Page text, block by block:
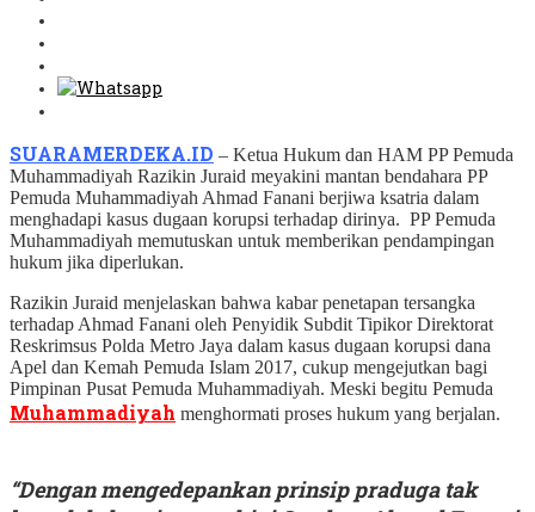
SUARAMERDEKA.ID – Ketua Hukum dan HAM PP Pemuda
Muhammadiyah Razikin Juraid meyakini mantan bendahara PP
Pemuda Muhammadiyah Ahmad Fanani berjiwa ksatria dalam
menghadapi kasus dugaan korupsi terhadap dirinya. PP Pemuda
Muhammadiyah memutuskan untuk memberikan pendampingan
hukum jika diperlukan.
Razikin Juraid menjelaskan bahwa kabar penetapan tersangka
terhadap Ahmad Fanani oleh Penyidik Subdit Tipikor Direktorat
Reskrimsus Polda Metro Jaya dalam kasus dugaan korupsi dana
Apel dan Kemah Pemuda Islam 2017, cukup mengejutkan bagi
Pimpinan Pusat Pemuda Muhammadiyah. Meski begitu Pemuda
Muhammadiyah menghormati proses hukum yang berjalan.
“Dengan mengedepankan prinsip praduga tak